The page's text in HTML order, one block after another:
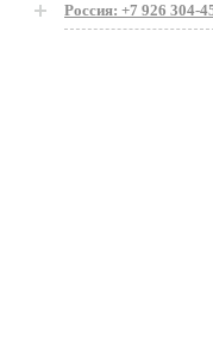
Россия: +7 926 304-